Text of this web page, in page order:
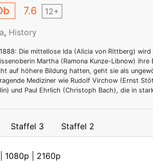
7.6 12+
, History
Die mittellose Ida (Alicia von Rittberg)
Martha (Ramona Kunze-Libnow)
auf höhere Bildung hatten, geht sie als
Mediziner wie Rudolf Virchow (Ernst
und Paul Ehrlich (Christoph Bach), die in
Staffel 3 Staffel 2
1080p 2160p